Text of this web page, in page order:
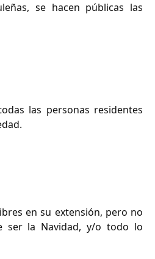
se hacen públicas las
las personas residentes
en su extensión, pero no
ser la Navidad, y/o todo lo